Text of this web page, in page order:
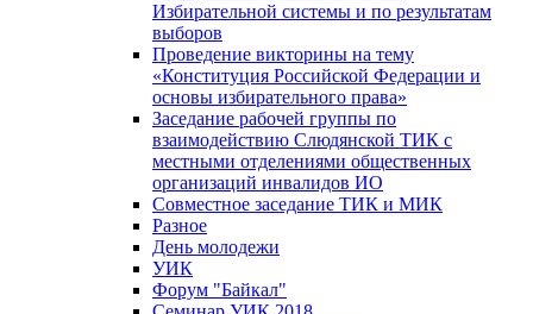
Избирательной системы и по результатам
выборов
Проведение викторины на тему
«Конституция Российской Федерации и
основы избирательного права»
Заседание рабочей группы по
взаимодействию Слюдянской ТИК с
местными отделениями общественных
организаций инвалидов ИО
Совместное заседание ТИК и МИК
Разное
День молодежи
УИК
Форум "Байкал"